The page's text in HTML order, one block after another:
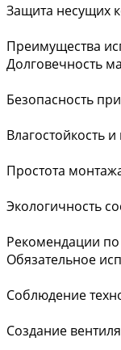
Защита несущих
Преимущества
Долговечность
Безопасность
Влагостойкость
Простота
Экологичность
Рекомендации
Обязательное
Соблюдение
Создание